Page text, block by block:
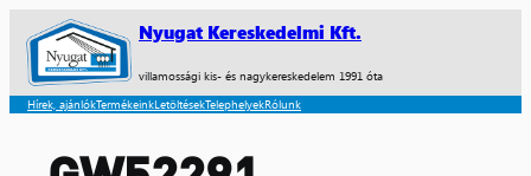
Nyugat Kereskedelmi Kft.
villamossági kis- és nagykereskedelem 1991 óta
Hírek, ajánlókTermékeinkLetöltésekTelephelyekRólunk